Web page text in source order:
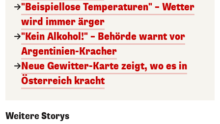
"Beispiellose Temperaturen" – Wetter
wird immer ärger
"Kein Alkohol!" – Behörde warnt vor
Argentinien-Kracher
Neue Gewitter-Karte zeigt, wo es in
Österreich kracht
Weitere Storys